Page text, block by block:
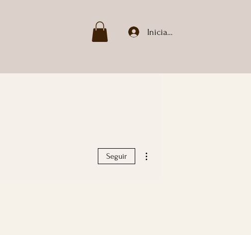
Iniciar sesión
Seguir